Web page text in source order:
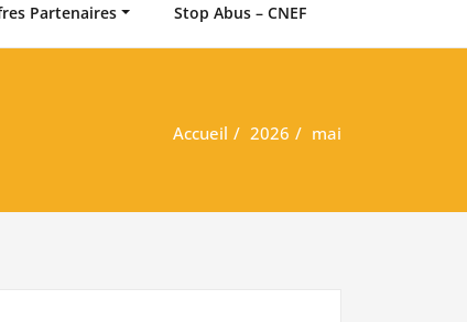
Partenaires Stop Abus – CNEF
Accueil 2026 mai